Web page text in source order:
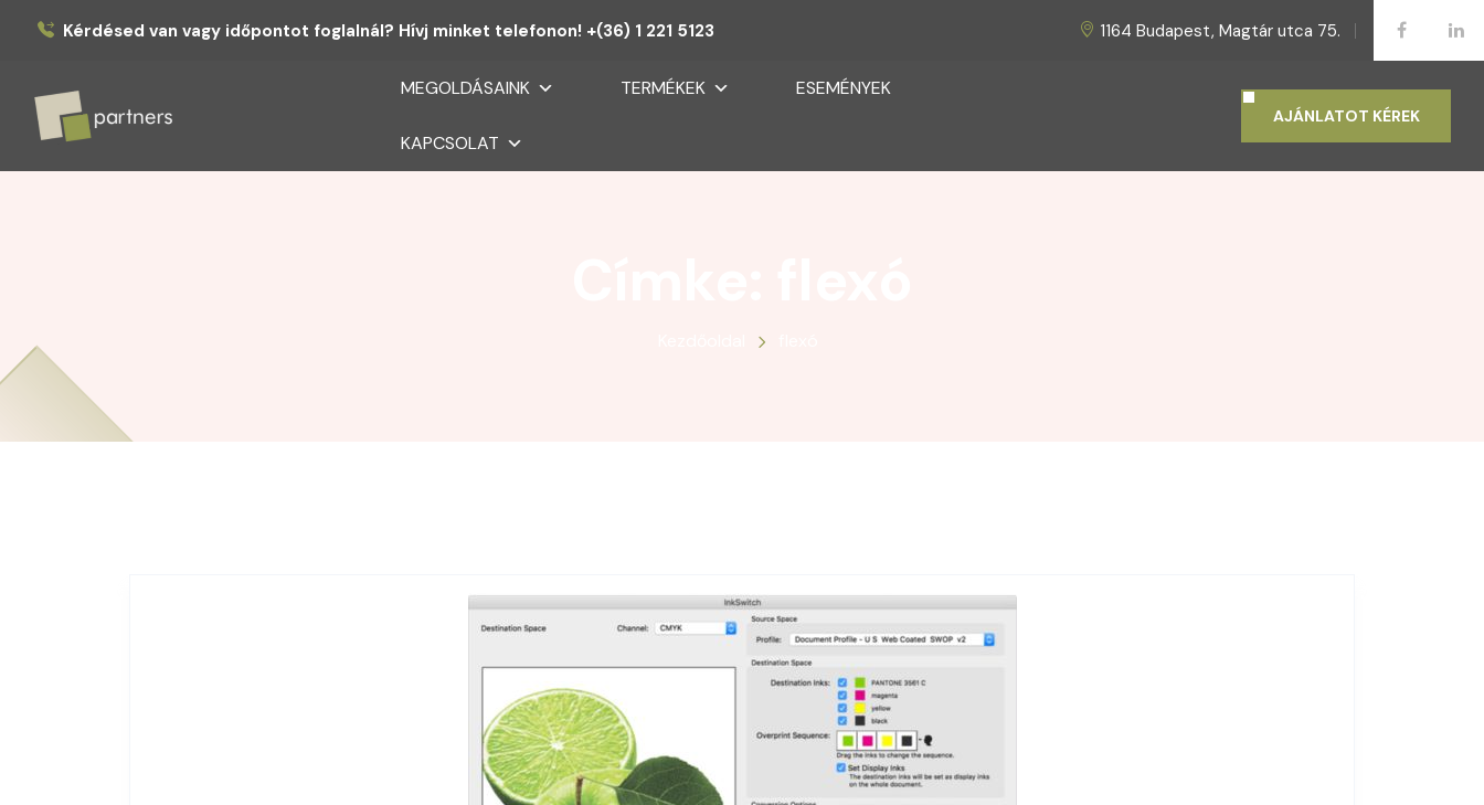
Kérdésed van vagy időpontot foglalnál? Hívj minket telefonon! +(36) 1 221 5123 1164 Budapest, Magtár utca 75.
Partners
MEGOLDÁSAINK TERMÉKEK ESEMÉNYEK
KAPCSOLAT
AJÁNLATOT KÉREK